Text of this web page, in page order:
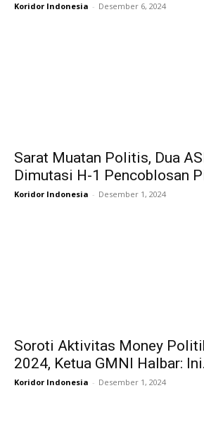
Koridor Indonesia - Desember 6, 2024
Sarat Muatan Politis, Dua
Dimutasi H-1 Pencoblosan
Koridor Indonesia - Desember 1, 2024
Soroti Aktivitas Money
2024, Ketua GMNI Halbar:
Koridor Indonesia - Desember 1, 2024